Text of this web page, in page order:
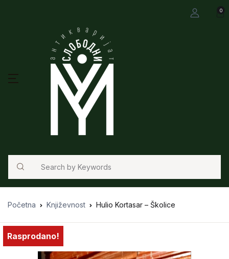
0
Search
Početna Književnost Hulio Kortasar – Školice
Rasprodano!